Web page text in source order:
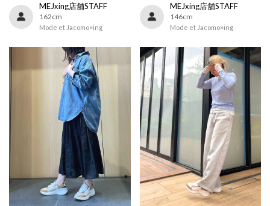
MEJxing店舗STAFF
162cm
Mode et Jacomo×ing
MEJxing店舗STAFF
146cm
Mode et Jacomo×ing